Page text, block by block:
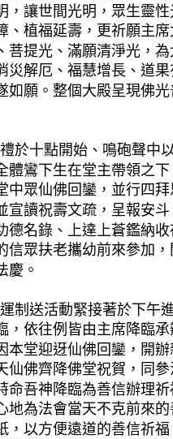
，讓世間光明，眾生靈
、植福延壽，更祈願主
菩提光、滿願清淨光，
災解厄、福慧增長、道
如願。整個大殿呈現佛
於十點開始、鳴砲聲中
體鸞下生在堂主帶領之
中眾仙佛回鑾，並行四
宣讀祝壽文疏，呈報安
德名錄、上達上蒼鑑納
信眾扶老攜幼前來參加
慶。
制送活動緊接著於下午
，依往例皆由主席降臨
本堂迎迓仙佛回鑾，開
仙佛齊降佛堂祝賀，同
命吾神降臨為善信辦理祈
地為法會當天不克前來
，以方便遠道的善信祈